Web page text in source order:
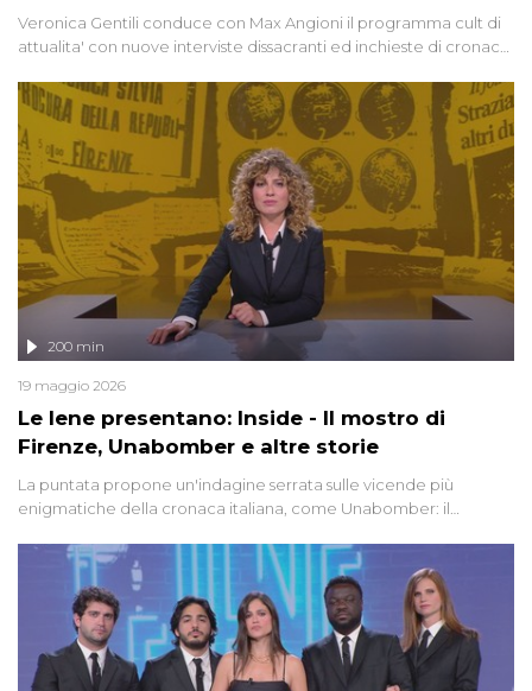
Veronica Gentili conduce con Max Angioni il programma cult di
attualita' con nuove interviste dissacranti ed inchieste di cronaca
Le Iene presentano: Inside - Il mostro di
Firenze, Unabomber e altre storie
200 min
19 maggio 2026
La puntata propone un'indagine serrata sulle vicende più
enigmatiche della cronaca italiana, come Unabomber: il
'90 e il 2000 che, inquietantemente, potrebbe essere ancora in
libertà. Lo speciale affronta inoltre le zone d'ombra sul Mostro di
Firenze, le cui responsabilità appaiono ancora oggi avvolte in un
groviglio di dubbi mai chiariti. Nel corso dello speciale anche
l'intervista inedita a Olindo Romano, realizzata ne...